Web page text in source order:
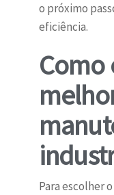
o próximo
eficiência.
Como
Para escolher